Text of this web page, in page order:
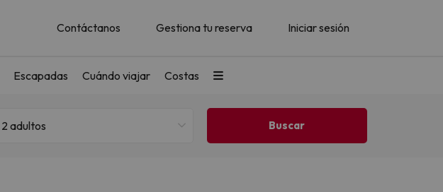
Contáctanos Gestiona tu reserva Iniciar sesión
Escapadas Cuándo viajar Costas
2 adultos